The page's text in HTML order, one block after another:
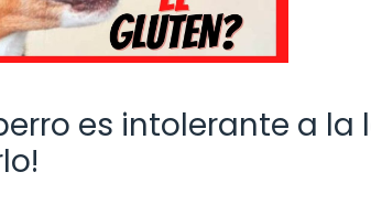
es intolerante a la